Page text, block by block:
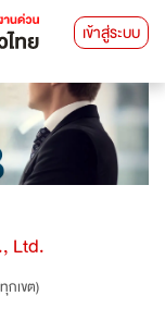
เข้าสู่ระบบ
Ltd.
กเขต)